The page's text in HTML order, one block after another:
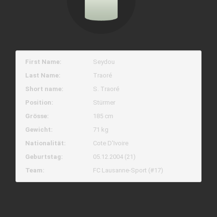
First Name:
Seydou
Last Name:
Traoré
Short name:
S. Traoré
Position:
Stürmer
Grösse:
185 cm
Gewicht:
71 kg
Nationalität:
Cote D'Ivoire
Geburtstag:
05.12.2004 (21)
Team:
FC Lausanne-Sport (#17)